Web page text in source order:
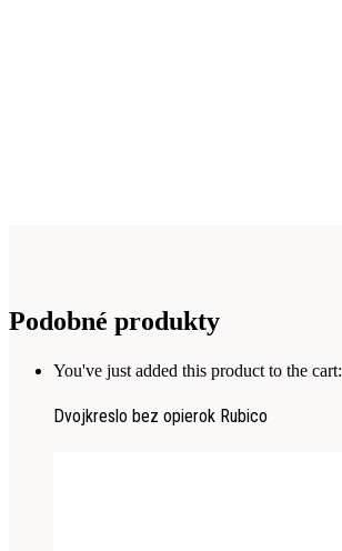
Podobné produkty
You've just added this product to the cart:
Dvojkreslo bez opierok Rubico